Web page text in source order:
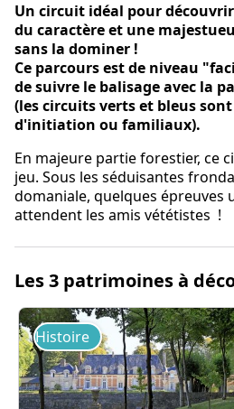
Un circuit idéal pour
du caractère et une
sans la dominer !
Ce parcours est de niveau
de suivre le balisage avec la
(les circuits verts et bleus
d'initiation ou familiaux).
En majeure partie forestier, ce
jeu. Sous les séduisantes
domaniale, quelques épreuves
attendent les amis vététistes !
Les 3 patrimoines à
Histoire